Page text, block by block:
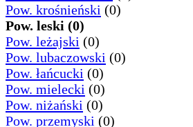
Pow. krośnieński (0)
Pow. leski (0)
Pow. leżajski (0)
Pow. lubaczowski (0)
Pow. łańcucki (0)
Pow. mielecki (0)
Pow. niżański (0)
Pow. przemyski (0)